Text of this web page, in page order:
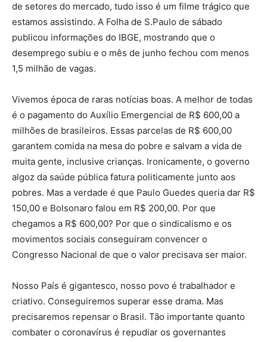
de setores do mercado, tudo isso é um filme trágico que
estamos assistindo. A Folha de S.Paulo de sábado
publicou informações do IBGE, mostrando que o
desemprego subiu e o mês de junho fechou com menos
1,5 milhão de vagas.
Vivemos época de raras notícias boas. A melhor de todas
é o pagamento do Auxílio Emergencial de R$ 600,00 a
milhões de brasileiros. Essas parcelas de R$ 600,00
garantem comida na mesa do pobre e salvam a vida de
muita gente, inclusive crianças. Ironicamente, o governo
algoz da saúde pública fatura politicamente junto aos
pobres. Mas a verdade é que Paulo Guedes queria dar R$
150,00 e Bolsonaro falou em R$ 200,00. Por que
chegamos a R$ 600,00? Por que o sindicalismo e os
movimentos sociais conseguiram convencer o
Congresso Nacional de que o valor precisava ser maior.
Nosso País é gigantesco, nosso povo é trabalhador e
criativo. Conseguiremos superar esse drama. Mas
precisaremos repensar o Brasil. Tão importante quanto
combater o coronavírus é repudiar os governantes